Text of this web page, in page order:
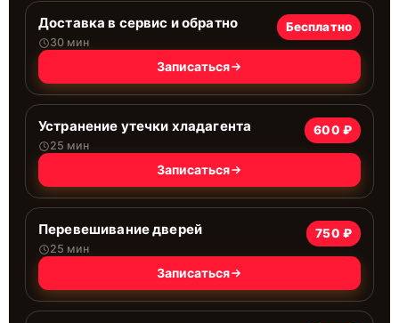
Доставка в сервис и обратно
30 мин
Бесплатно
Записаться
Устранение утечки хладагента
25 мин
600 ₽
Записаться
Перевешивание дверей
25 мин
750 ₽
Записаться